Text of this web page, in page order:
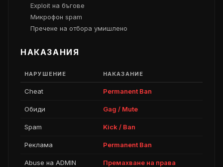
Exploit на бъгове
Микрофон spam
Пречене на отбора умишлено
НАКАЗАНИЯ
НАРУШЕНИЕ НАКАЗАНИЕ
Cheat Permanent Ban
Обиди Gag / Mute
Spam Kick / Ban
Реклама Permanent Ban
Abuse на ADMIN Премахване на права